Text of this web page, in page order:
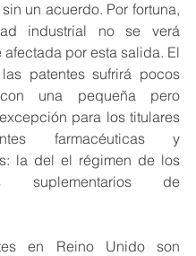
un acuerdo. Por fortuna,
industrial no se verá
afectada por esta salida. El
patentes sufrirá pocos
una pequeña pero
para los titulares
farmacéuticas y
la del el régimen de los
suplementarios de
en Reino Unido son